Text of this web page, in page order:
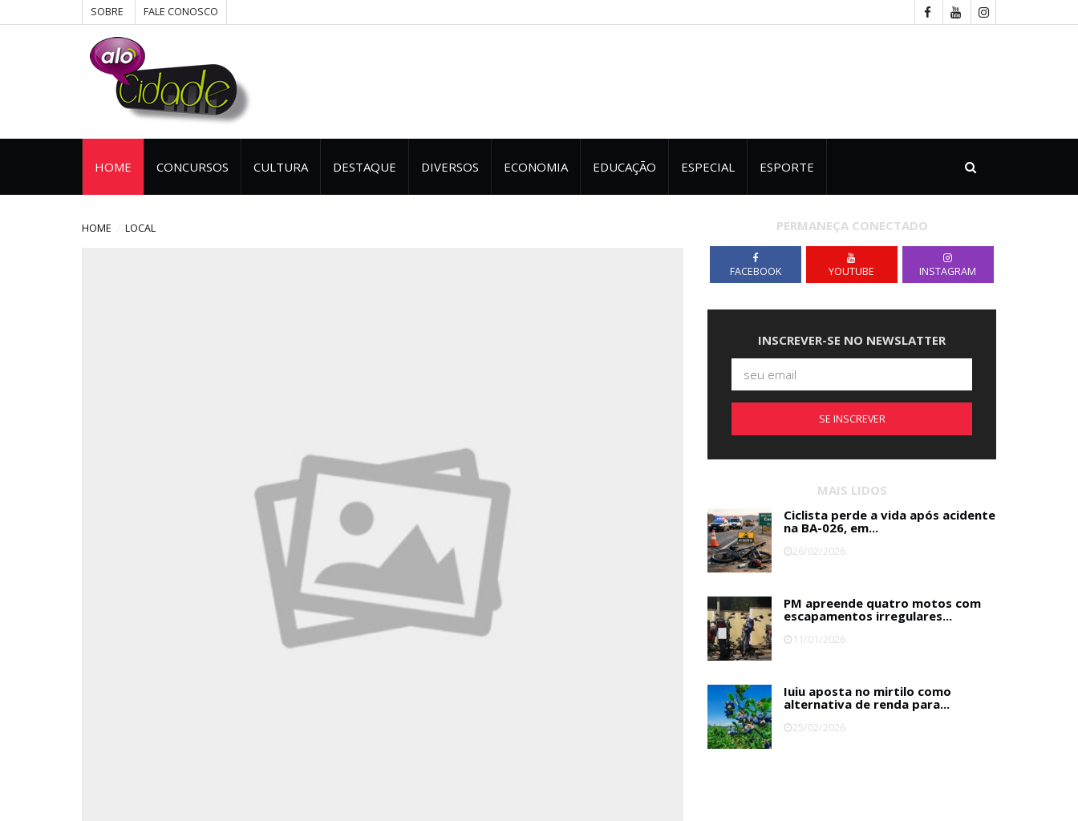
SOBRE FALE CONOSCO
HOME CONCURSOS CULTURA DESTAQUE DIVERSOS ECONOMIA EDUCAÇÃO ESPECIAL ESPORTE
HOME LOCAL PERMANEÇA CONECTADO
FACEBOOK YOUTUBE INSTAGRAM
INSCREVER-SE NO NEWSLATTER
SE INSCREVER
MAIS LIDOS
Ciclista perde a vida após acidente
na BA-026, em...
26/02/2026
PM apreende quatro motos com
escapamentos irregulares...
11/01/2026
Iuiu aposta no mirtilo como
alternativa de renda para...
25/02/2026